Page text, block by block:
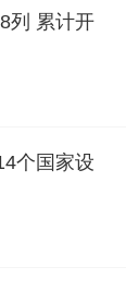
列 累计开
个国家设